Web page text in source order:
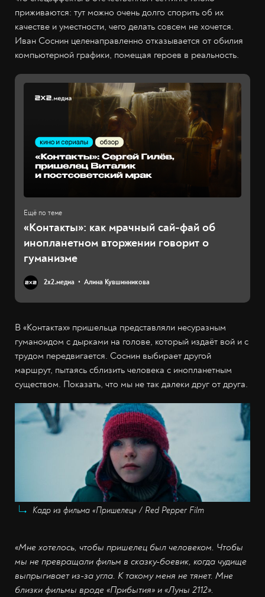
приживаются: тут можно очень долго спорить об их
качестве и уместности, чего делать совсем не хочется.
Иван Соснин целенаправленно отказывается от обилия
компьютерной графики, помещая героев в реальность.
«Контакты»: как мрачный сай-фай об
инопланетном вторжении говорит о
гуманизме
2х2.медиа Алина Кувшинникова
В «Контактах» пришельца представляли несуразным
гуманоидом с дырками на голове, который издаёт вой и с
трудом передвигается. Соснин выбирает другой
маршрут, пытаясь сблизить человека с инопланетным
существом. Показать, что мы не так далеки друг от друга.
Кадр из фильма «Пришелец» / Red Pepper Film
«Мне хотелось, чтобы пришелец был человеком. Чтобы
мы не превращали фильм в сказку-боевик, когда чудище
выпрыгивает из-за угла. К такому меня не тянет. Мне
близки фильмы вроде «Прибытия» и «Луны 2112».